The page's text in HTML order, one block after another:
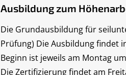
Ausbildung zum
Die Grundausbildung für
Prüfung) Die Ausbildung findet
Beginn ist jeweils am Montag
Die Zertifizierung findet am